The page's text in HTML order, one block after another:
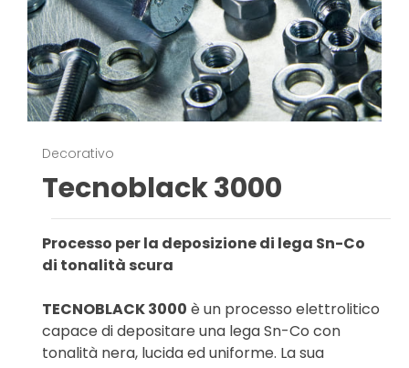
Decorativo
Tecnoblack 3000
Processo per la deposizione di lega Sn-Co
di tonalità scura
TECNOBLACK 3000 è un processo elettrolitico
capace di depositare una lega Sn-Co con
tonalità nera, lucida ed uniforme. La sua